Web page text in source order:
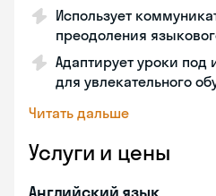
Использует
преодоления
Адаптирует уроки под
для увлекательного
Читать дальше
Услуги и цены